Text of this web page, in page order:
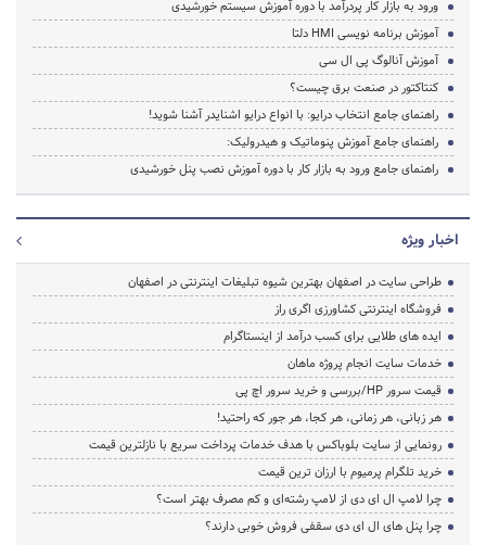
ورود به بازار کار پردرآمد با دوره آموزش سیستم خورشیدی
آموزش برنامه نویسی HMI دلتا
آموزش آنالوگ پی ال سی
کنتاکتور در صنعت برق چیست؟
راهنمای جامع انتخاب درایو: با انواع درایو اشنایدر آشنا شوید!
راهنمای جامع آموزش پنوماتیک و هیدرولیک:
راهنمای جامع ورود به بازار کار با دوره آموزش نصب پنل خورشیدی
اخبار ویژه
طراحی سایت در اصفهان بهترین شیوه تبلیغات اینترنتی در اصفهان
فروشگاه اینترنتی کشاورزی اگری راز
ایده های طلایی برای کسب درآمد از اینستاگرام
خدمات سایت انجام پروژه ماهان
قیمت سرور HP/بررسی و خرید سرور اچ پی
هر زبانی، هر زمانی، هر کجا، هر جور که راحتید!
رونمایی از سایت بلوباکس با هدف خدمات پرداخت سریع با نازلترین قیمت
خرید تلگرام پرمیوم با ارزان ترین قیمت
چرا لامپ ال ای دی از لامپ رشته‌ای و کم مصرف بهتر است؟
چرا پنل های ال ای دی سقفی فروش خوبی دارند؟